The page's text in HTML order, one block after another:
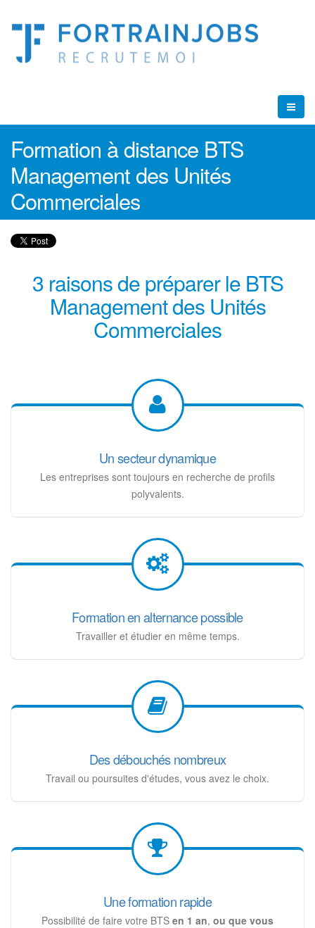
Formation à distance BTS
Management des Unités
Commerciales
3 raisons de préparer le BTS
Management des Unités
Commerciales
Un secteur dynamique
Les entreprises sont toujours en recherche de profils
polyvalents.
Formation en alternance possible
Travailler et étudier en même temps.
Des débouchés nombreux
Travail ou poursuites d'études, vous avez le choix.
Une formation rapide
Possibilité de faire votre BTS en 1 an, ou que vous